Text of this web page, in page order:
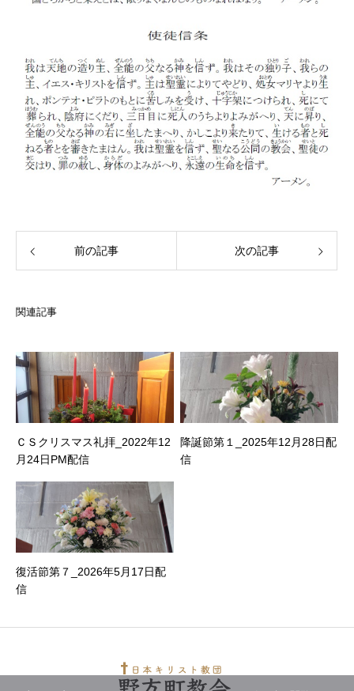
前の記事 次の記事
関連記事
ＣＳクリスマス礼拝_2022年12
月24日PM配信
降誕節第１_2025年12月28日配
信
復活節第７_2026年5月17日配
信